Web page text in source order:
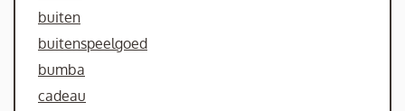
buiten
buitenspeelgoed
bumba
cadeau